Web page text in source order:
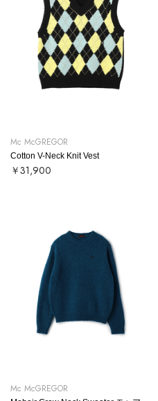
Mc McGREGOR
Cotton V-Neck Knit Vest
￥31,900
Mc McGREGOR